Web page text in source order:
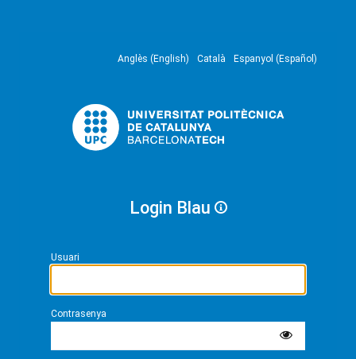
Anglès (English) Català Espanyol (Español)
Login Blau
Usuari
Contrasenya